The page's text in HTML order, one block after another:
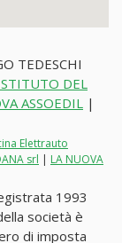
TEDESCHI
DEL
ASSOEDIL |
Elettrauto
srl | LA NUOVA
1993
società è
di imposta